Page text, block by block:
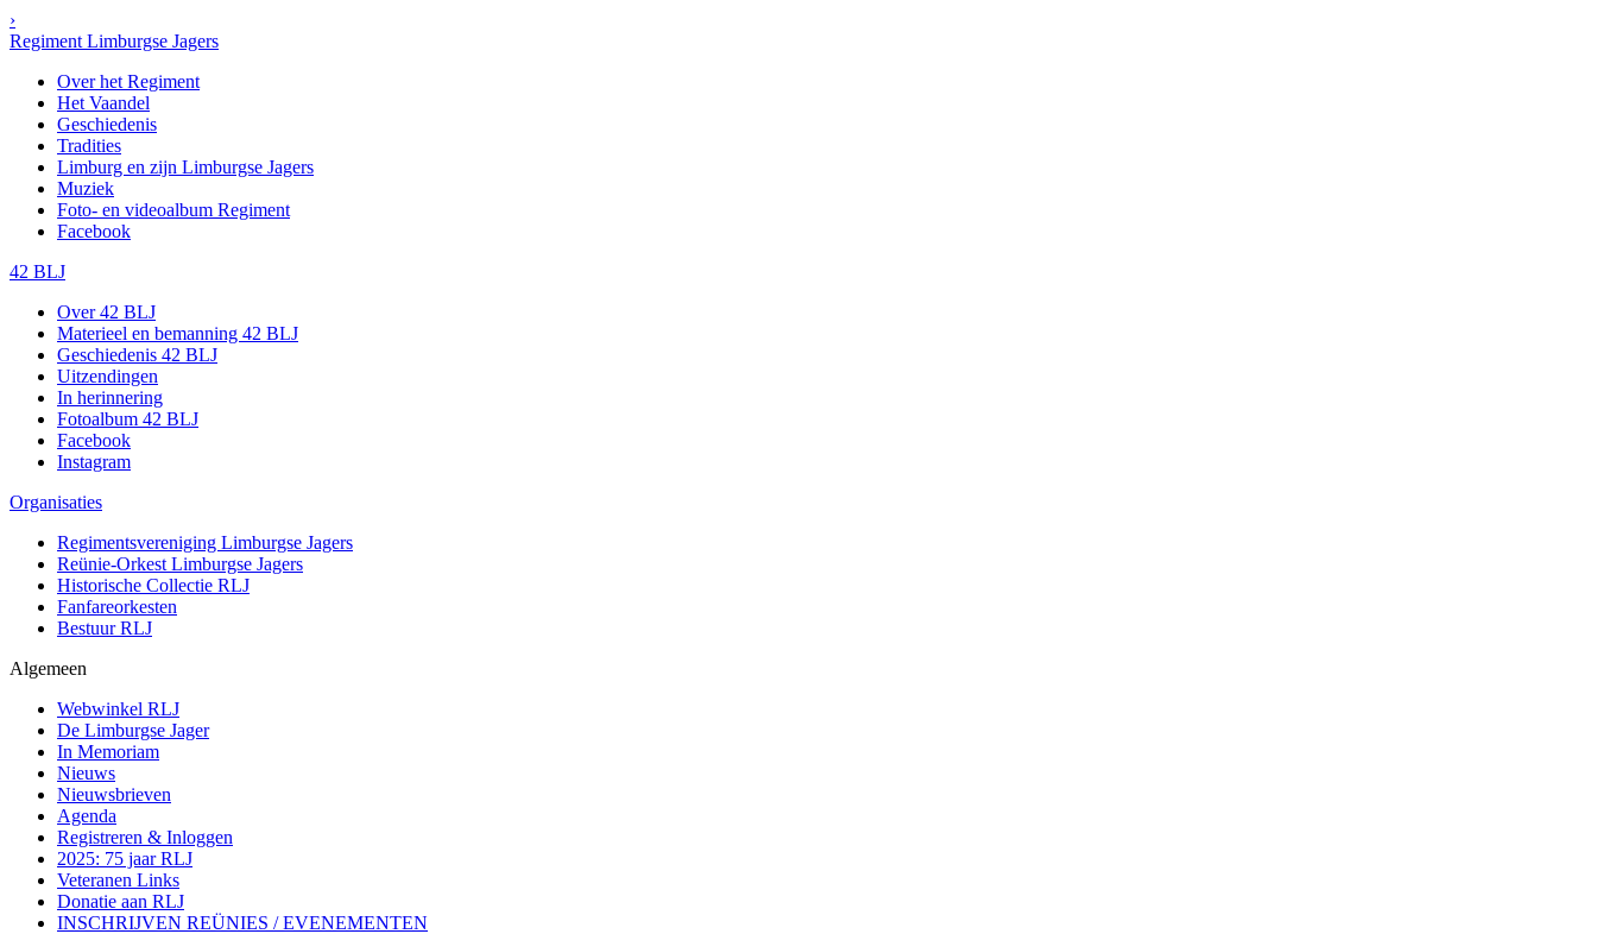
›
Regiment Limburgse Jagers
Over het Regiment
Het Vaandel
Geschiedenis
Tradities
Limburg en zijn Limburgse Jagers
Muziek
Foto- en videoalbum Regiment
Facebook
42 BLJ
Over 42 BLJ
Materieel en bemanning 42 BLJ
Geschiedenis 42 BLJ
Uitzendingen
In herinnering
Fotoalbum 42 BLJ
Facebook
Instagram
Organisaties
Regimentsvereniging Limburgse Jagers
Reünie-Orkest Limburgse Jagers
Historische Collectie RLJ
Fanfareorkesten
Bestuur RLJ
Algemeen
Webwinkel RLJ
De Limburgse Jager
In Memoriam
Nieuws
Nieuwsbrieven
Agenda
Registreren & Inloggen
2025: 75 jaar RLJ
Veteranen Links
Donatie aan RLJ
INSCHRIJVEN REÜNIES / EVENEMENTEN